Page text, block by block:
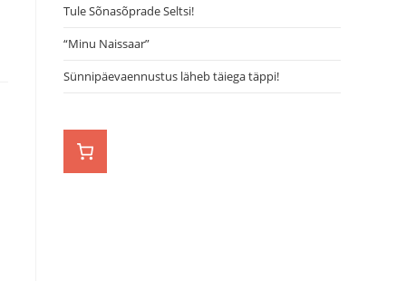
Tule Sõnasõprade Seltsi!
“Minu Naissaar”
Sünnipäevaennustus läheb täiega täppi!